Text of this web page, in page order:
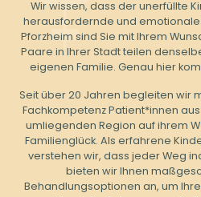
Wir wissen, dass der unerfüllte
herausfordernde und emotionale
Pforzheim sind Sie mit Ihrem
Paare in Ihrer Stadt teilen
eigenen Familie. Genau hier
Seit über 20 Jahren begleiten wir
Fachkompetenz Patient*innen
umliegenden Region auf ihrem
Familienglück. Als erfahrene
verstehen wir, dass jeder Weg
bieten wir Ihnen
Behandlungsoptionen an, um